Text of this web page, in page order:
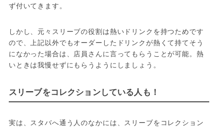
ず付いてきます。
しかし、元々スリーブの役割は熱いドリンクを持つためです
ので、上記以外でもオーダーしたドリンクが熱くて持てそう
になかった場合は、店員さんに言ってもらうことが可能。熱
いときは我慢せずにもらうようにしましょう。
スリーブをコレクションしている人も！
実は、スタバへ通う人のなかには、スリーブをコレクション